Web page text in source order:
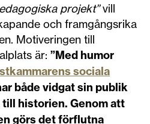
projekt”vill
och framgångsrika
Motiveringen till
är: ”Med humor
sociala
både vidgat sin publik
historien. Genom att
görs det förflutna